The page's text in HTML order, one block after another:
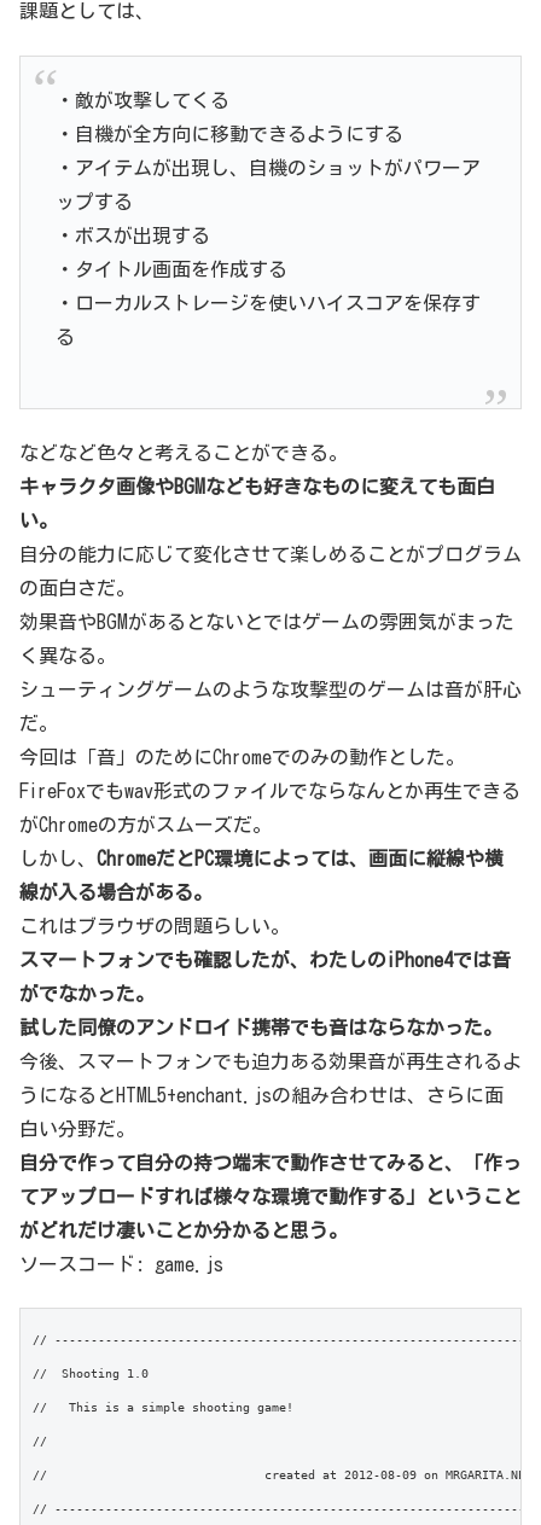
課題としては、
・敵が攻撃してくる
・自機が全方向に移動できるようにする
・アイテムが出現し、自機のショットがパワーア
ップする
・ボスが出現する
・タイトル画面を作成する
・ローカルストレージを使いハイスコアを保存す
る
などなど色々と考えることができる。
キャラクタ画像やBGMなども好きなものに変えても面白
い。
自分の能力に応じて変化させて楽しめることがプログラム
の面白さだ。
効果音やBGMがあるとないとではゲームの雰囲気がまった
く異なる。
シューティングゲームのような攻撃型のゲームは音が肝心
だ。
今回は「音」のためにChromeでのみの動作とした。
FireFoxでもwav形式のファイルでならなんとか再生できる
がChromeの方がスムーズだ。
しかし、 ChromeだとPC環境によっては、画面に縦線や横
線が入る場合がある。
これはブラウザの問題らしい。
スマートフォンでも確認したが、わたしのiPhone4では音
がでなかった。
試した同僚のアンドロイド携帯でも音はならなかった。
今後、スマートフォンでも迫力ある効果音が再生されるよ
うになるとHTML5+enchant.jsの組み合わせは、さらに面
白い分野だ。
自分で作って自分の持つ端末で動作させてみると、「作っ
てアップロードすれば様々な環境で動作する」ということ
がどれだけ凄いことか分かると思う。
ソースコード: game.js
//
//  Shooting 1.0
//   This is a simple shooting game!
//
// 				created at 2012-08-09 on MRGARITA.NET
//